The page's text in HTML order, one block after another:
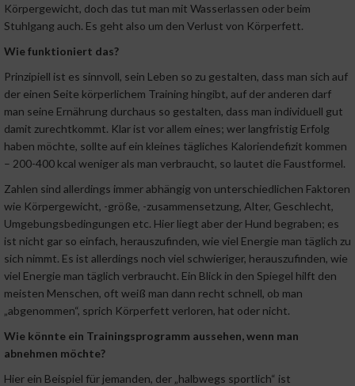
Körpergewicht, doch das tut man mit Wasserlassen oder beim
Stuhlgang auch. Es geht also um den Verlust von Körperfett.
Wie funktioniert das?
Prinzipiell ist es sinnvoll, sein Leben so zu gestalten, dass man sich auf
der einen Seite körperlichem Training hingibt, auf der anderen darf
man seine Ernährung durchaus so gestalten, dass man individuell gut
damit zurechtkommt. Klar ist vor allem eines; wer langfristig Erfolg
haben möchte, sollte auf ein kleines tägliches Kaloriendefizit kommen
– 200-400 kcal weniger als man verbraucht, so lautet die Faustformel.
Zahlen sind allerdings immer abhängig von unterschiedlichen Faktoren
wie Körpergewicht, -größe, -zusammensetzung, Alter, Geschlecht,
Umgebungsbedingungen etc. Hier liegt aber der Hund begraben; es
ist nicht gar so einfach, herauszufinden, wie viel Energie man täglich zu
sich nimmt. Es ist allerdings noch viel schwieriger, herauszufinden, wie
viel Energie man täglich verbraucht. Ein Blick in den Spiegel hilft den
meisten Menschen, oft weiß man dann recht schnell, ob man
„abgenommen“, sprich Körperfett verloren, hat oder nicht.
Wie könnte ein Trainingsprogramm aussehen, wenn man
abnehmen möchte?
Hier ein Beispiel für jemanden, der „halbwegs sportlich“ ist